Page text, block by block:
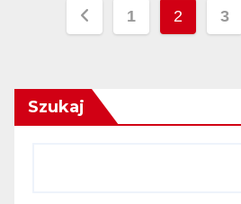
Stronicowanie
1 2 3
Szukaj